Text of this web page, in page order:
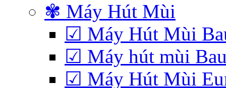
✾ Máy Hút Mùi
☑ Máy Hút Mùi
☑ Máy hút mùi
☑ Máy Hút Mùi